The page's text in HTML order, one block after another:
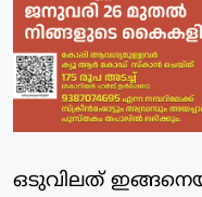
ഒടുവിലത്